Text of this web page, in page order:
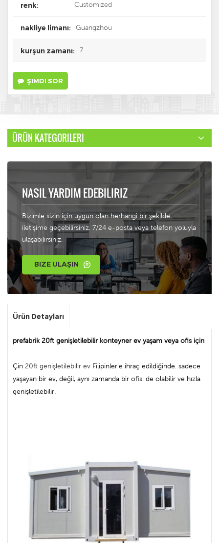
renk: Customized
nakliye limanı: Guangzhou
kurşun zamanı: 7
ŞIMDI SOR
ÜRÜN KATEGORILERI
NASIL YARDIM EDEBILIRIZ
Bizimle sizin için uygun olan herhangi bir şekilde
iletişime geçebilirsiniz. 7/24 e-posta veya telefon yoluyla
ulaşabilirsiniz.
BIZE ULAŞIN
Ürün Detayları
prefabrik 20ft genişletilebilir konteyner ev yaşam veya ofis için
Çin 20ft genişletilebilir ev Filipinler'e ihraç edildiğinde. sadece
yaşayan bir ev, değil, aynı zamanda bir ofis. de olabilir ve hızla
genişletilebilir.